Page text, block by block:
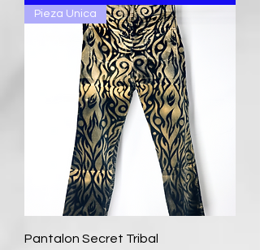
Pieza Unica
Pantalon Secret Tribal